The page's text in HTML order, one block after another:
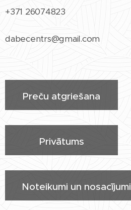
+371 26074823
dabecentrs@gmail.com
Preču atgriešana
Privātums
Noteikumi un nosacījumi